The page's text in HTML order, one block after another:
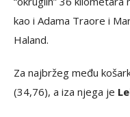
kao i Adama Traore i
Haland.
Za najbržeg među
(34,76), a iza njega je